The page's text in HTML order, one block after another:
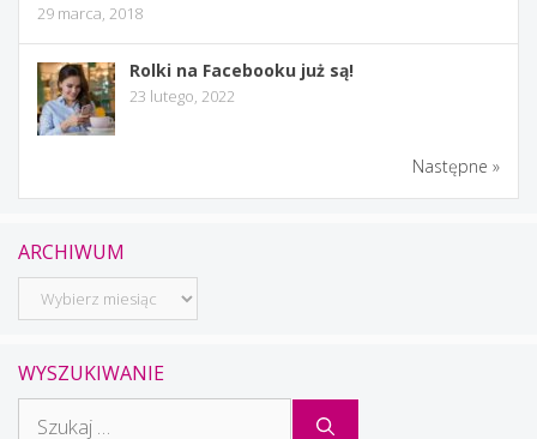
29 marca, 2018
Rolki na Facebooku już są!
23 lutego, 2022
Następne »
ARCHIWUM
Archiwum
WYSZUKIWANIE